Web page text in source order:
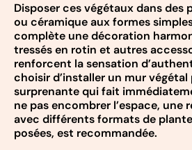
Disposer ces végétaux dans des
ou céramique aux formes
complète une décoration
tressés en rotin et autres
renforcent la sensation
choisir d’installer un mur
surprenante qui fait
ne pas encombrer l’espace,
avec différents formats de
posées, est recommandée.